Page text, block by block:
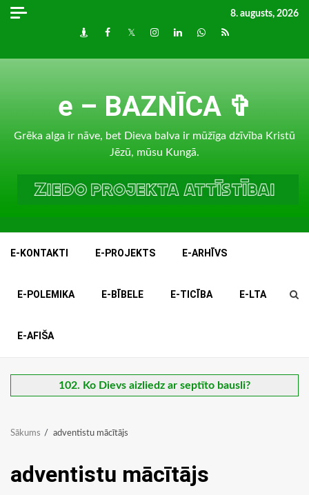
Skip
8. augusts, 2026
DraugiemFacebook
TwitterInstagram
LinkedInwhatsapp
RSS
e – BAZNĪCA ✞
Grēka alga ir nāve, bet Dieva balva ir mūžīga dzīvība Kristū
Jēzū, mūsu Kungā.
E-KONTAKTI E-PROJEKTS E-ARHĪVS
E-POLEMIKA E-BĪBELE E-TICĪBA E-LTA
E-AFIŠA
102. Ko Dievs aizliedz ar septīto bausli?
Sākums adventistu mācītājs
adventistu mācītājs